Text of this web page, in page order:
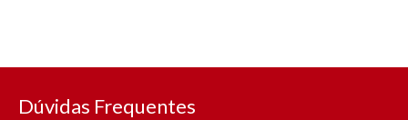
Dúvidas Frequentes